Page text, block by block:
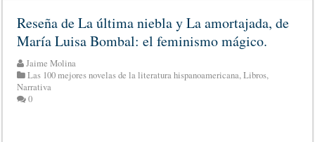
Reseña de La última niebla y La amortajada, de
María Luisa Bombal: el feminismo mágico.
Jaime Molina
Las 100 mejores novelas de la literatura hispanoamericana,Libros,
Narrativa
0